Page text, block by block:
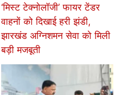
‘मिस्ट टेक्नोलॉजी’ फायर टेंडर
वाहनों को दिखाई हरी झंडी,
झारखंड अग्निशमन सेवा को मिली
बड़ी मजबूती